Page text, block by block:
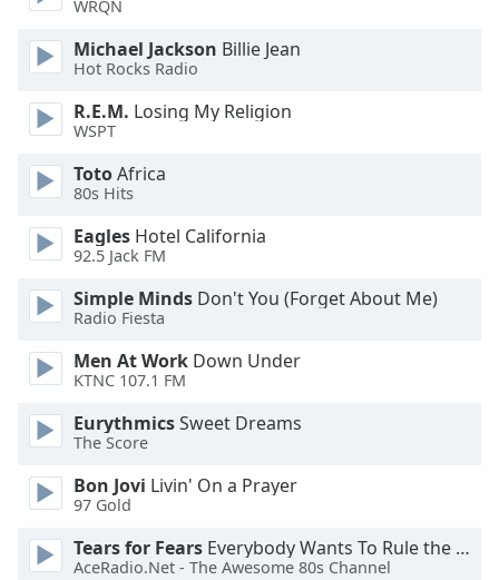
dialog
window.
Escape
and
close
window.
Text
Color
Opacity
Text
Background
Color
Opacity
WRQN
Michael Jackson Billie Jean
Hot Rocks Radio
R.E.M. Losing My Religion
WSPT
TotoAfrica
80s Hits
Eagles Hotel California
92.5 Jack FM
Simple Minds Don't You (Forget About Me)
Radio Fiesta
Men At Work Down Under
KTNC 107.1 FM
EurythmicsSweet Dreams
The Score
Bon Jovi Livin' On a Prayer
97 Gold
Tears for Fears Everybody Wants To Rule the World
AceRadio.Net - The Awesome 80s Channel